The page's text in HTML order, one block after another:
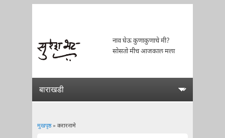
नाव घेऊ कुणाकुणाचे मी?
सोसतो मीच आजकाल मला
मुखपृष्ठ» करारनामे